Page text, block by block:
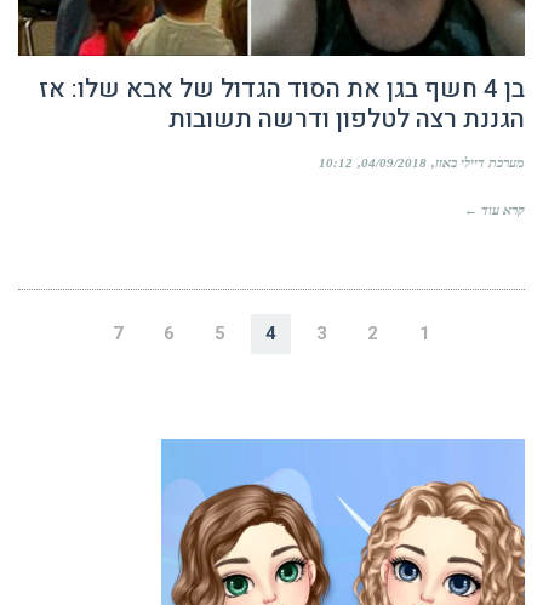
בן 4 חשף בגן את הסוד הגדול של אבא שלו: אז
הגננת רצה לטלפון ודרשה תשובות
מערכת דיילי באזז 04/09/2018
10:12
קרא עוד ←
1
2
3
4
5
6
7